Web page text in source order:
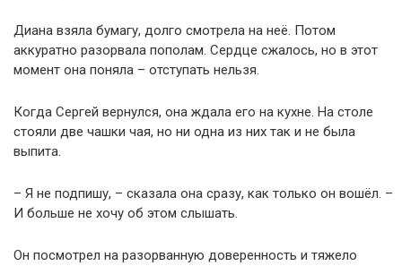
Диана взяла бумагу, долго смотрела на неё. Потом
аккуратно разорвала пополам. Сердце сжалось, но в этот
момент она поняла – отступать нельзя.
Когда Сергей вернулся, она ждала его на кухне. На столе
стояли две чашки чая, но ни одна из них так и не была
выпита.
– Я не подпишу, – сказала она сразу, как только он вошёл. –
И больше не хочу об этом слышать.
Он посмотрел на разорванную доверенность и тяжело